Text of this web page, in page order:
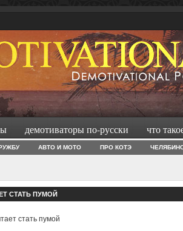
демотиваторы по-русски что
АВТО И МОТО ПРО КОТЭ
СТАТЬ ПУМОЙ
стать пумой